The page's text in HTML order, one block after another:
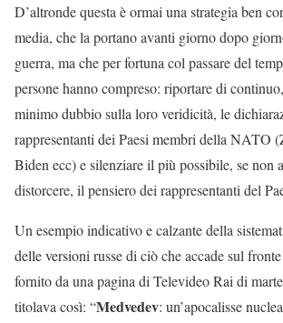
D’altronde questa è ormai una strategia ben
media, che la portano avanti giorno dopo
guerra, ma che per fortuna col passare del
persone hanno compreso: riportare di
minimo dubbio sulla loro veridicità, le
rappresentanti dei Paesi membri della NATO
Biden ecc) e silenziare il più possibile, se non
distorcere, il pensiero dei rappresentanti del
Un esempio indicativo e calzante della
delle versioni russe di ciò che accade sul
fornito da una pagina di Televideo Rai di
titolava così: “Medvedev: un’apocalisse